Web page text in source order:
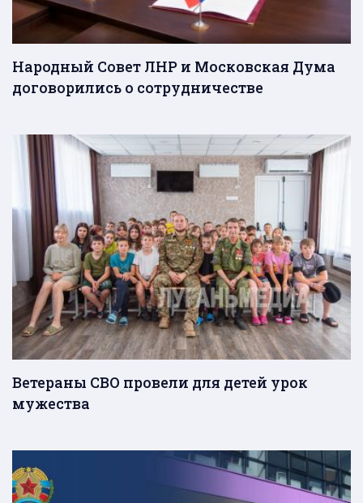
Народный Совет ЛНР и Московская Дума
договорились о сотрудничестве
Ветераны СВО провели для детей урок
мужества